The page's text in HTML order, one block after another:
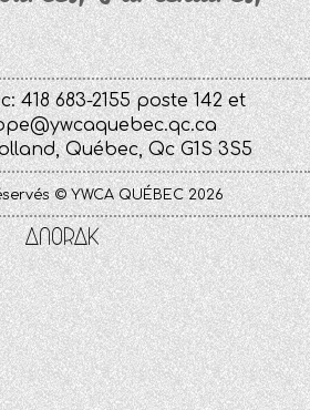
418 683-2155 poste 142 et
Québec, Qc G1S 3S5
© YWCA QUÉBEC 2026
Anorak
Studio